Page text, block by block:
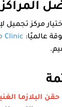
المراكز
مركز تجميل
عالميًا: Clinic
حقن البلازما